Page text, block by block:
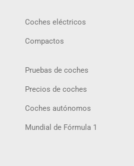
Coches eléctricos
Compactos
Pruebas de coches
Precios de coches
Coches autónomos
Mundial de Fórmula 1